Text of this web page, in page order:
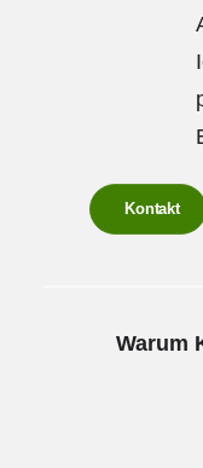
Kontakt
Warum